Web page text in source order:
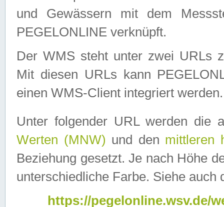
und Gewässern mit dem
PEGELONLINE verknüpft.
Der WMS steht unter zwei URLs
Mit diesen URLs kann
einen WMS-Client integriert werden.
Unter folgender URL werden die
Werten (MNW) und den mittleren
Beziehung gesetzt. Je nach Höhe
unterschiedliche Farbe. Siehe auch
https://pegelonline.wsv.de/